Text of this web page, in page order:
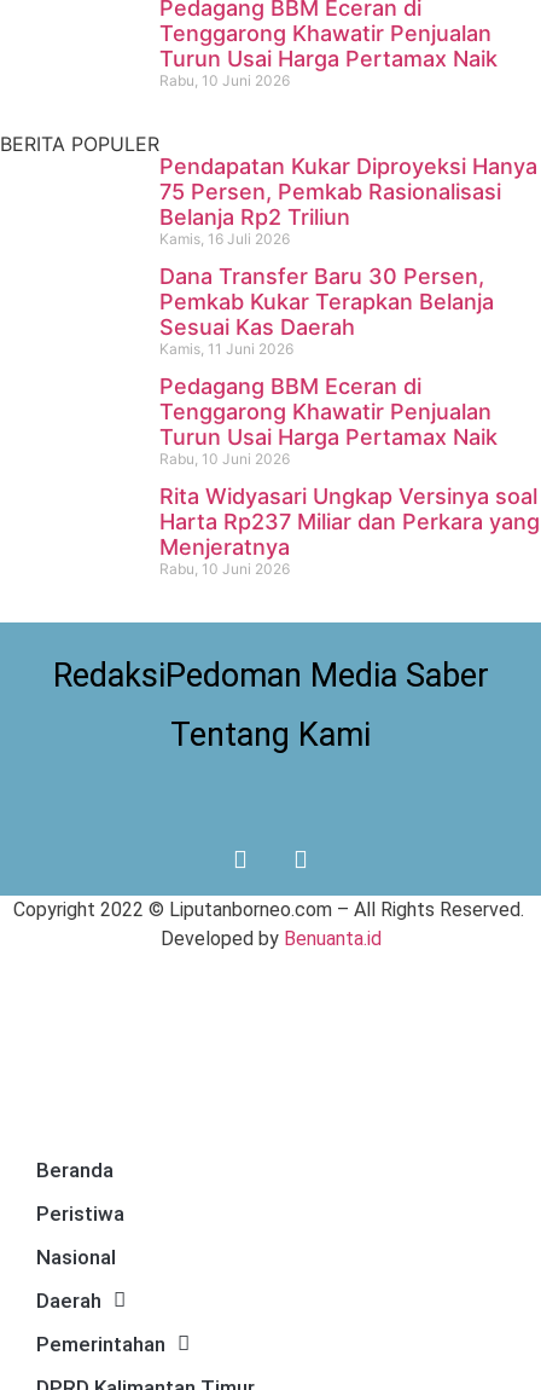
Pedagang BBM Eceran di
Tenggarong Khawatir Penjualan
Turun Usai Harga Pertamax Naik
Rabu, 10 Juni 2026
Meninggal di Sungai
Mahakam
BERITA POPULER
Pendapatan Kukar Diproyeksi Hanya
75 Persen, Pemkab Rasionalisasi
Belanja Rp2 Triliun
Kamis, 16 Juli 2026
Dana Transfer Baru 30 Persen,
Pemkab Kukar Terapkan Belanja
Sesuai Kas Daerah
Kamis, 11 Juni 2026
Pedagang BBM Eceran di
Tenggarong Khawatir Penjualan
Turun Usai Harga Pertamax Naik
Rabu, 10 Juni 2026
Rita Widyasari Ungkap Versinya soal
Harta Rp237 Miliar dan Perkara yang
Menjeratnya
Rabu, 10 Juni 2026
RedaksiPedoman Media Saber
Tentang Kami
Copyright 2022 © Liputanborneo.com– All Rights Reserved.
Developed by Benuanta.id
Beranda
Peristiwa
Nasional
Daerah
Pemerintahan